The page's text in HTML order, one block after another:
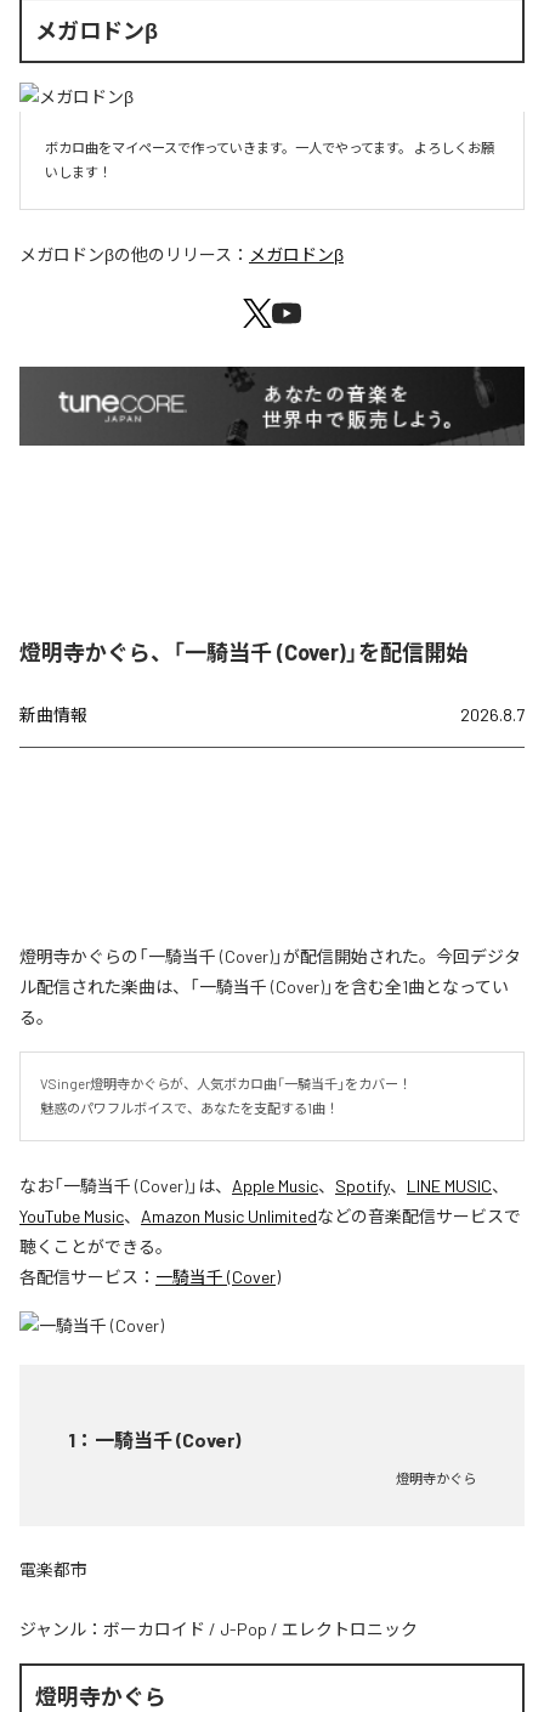
メガロドンβ
ボカロ曲をマイペースで作っていきます。一人でやってます。 よろしくお願
いします！
メガロドンβの他のリリース： メガロドンβ
燈明寺かぐら、「一騎当千 (Cover)」を配信開始
新曲情報 2026.8.7
燈明寺かぐらの「一騎当千 (Cover)」が配信開始された。今回デジタ
ル配信された楽曲は、「一騎当千 (Cover)」を含む全1曲となってい
る。
VSinger燈明寺かぐらが、人気ボカロ曲「一騎当千」をカバー！
魅惑のパワフルボイスで、あなたを支配する1曲！
なお「一騎当千 (Cover)」は、 Apple Music、 Spotify、 LINE MUSIC、
YouTube Music、 Amazon Music Unlimitedなどの音楽配信サービスで
聴くことができる。
各配信サービス： 一騎当千 (Cover)
1 ： 一騎当千 (Cover)
燈明寺かぐら
電楽都市
ジャンル： ボーカロイド / J-Pop / エレクトロニック
燈明寺かぐら